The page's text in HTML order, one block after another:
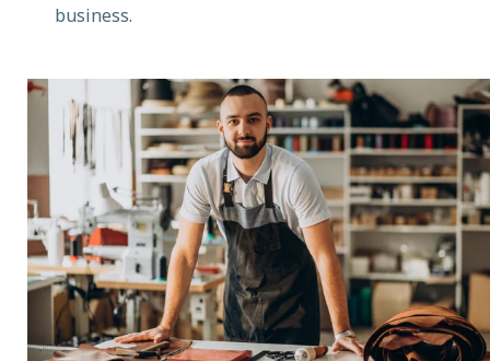
business.